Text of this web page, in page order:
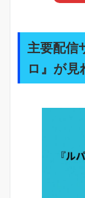
主要配信
ロ』が見